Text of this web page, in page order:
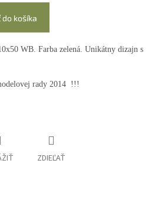
do košíka
WB. Farba zelená. Unikátny dizajn s
rady 2014 !!!
ZDIEĽAŤ